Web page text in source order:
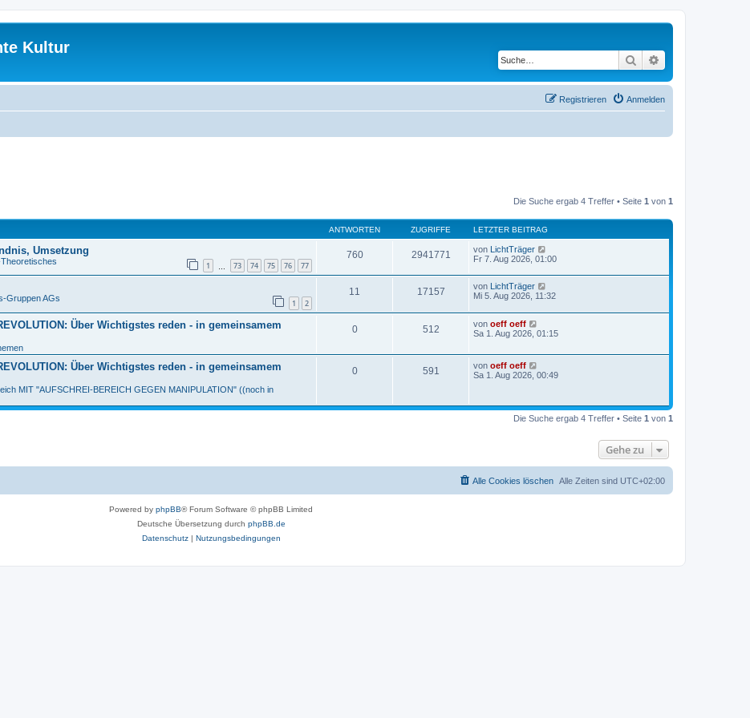
Kultur
Suche
Anmelden
Registrieren
Die Suche ergab 4 Treffer • Seite 1 von 1
ANTWORTEN ZUGRIFFE LETZTER BEITRAG
Umsetzung
1 73 74 75 76 77
760 2941771 von LichtTräger
Fr 7. Aug 2026, 01:00
Gruppen AGs 1 2
11 17157 von LichtTräger
Mi 5. Aug 2026, 11:32
Über Wichtigstes reden - in gemeinsamem
0 512 von oeff oeff
Sa 1. Aug 2026, 01:15
Über Wichtigstes reden - in gemeinsamem
MIT "AUFSCHREI-BEREICH GEGEN MANIPULATION" ((noch in
0 591 von oeff oeff
Sa 1. Aug 2026, 00:49
Die Suche ergab 4 Treffer • Seite 1 von 1
Gehe zu
Alle Zeiten sind UTC+02:00
Alle Cookies löschen
Powered by phpBB® Forum Software © phpBB Limited
Deutsche Übersetzung durch phpBB.de
Datenschutz| Nutzungsbedingungen